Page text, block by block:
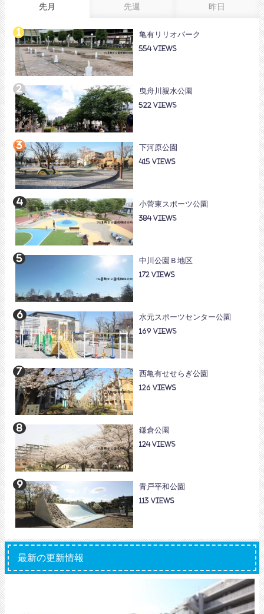
先月 先週 昨日
亀有リリオパーク
554
曳舟川親水公園
522
下河原公園
415
小菅東スポーツ公園
384
中川公園Ｂ地区
172
水元スポーツセンター公園
169
西亀有せせらぎ公園
126
鎌倉公園
124
青戸平和公園
113
最新の更新情報